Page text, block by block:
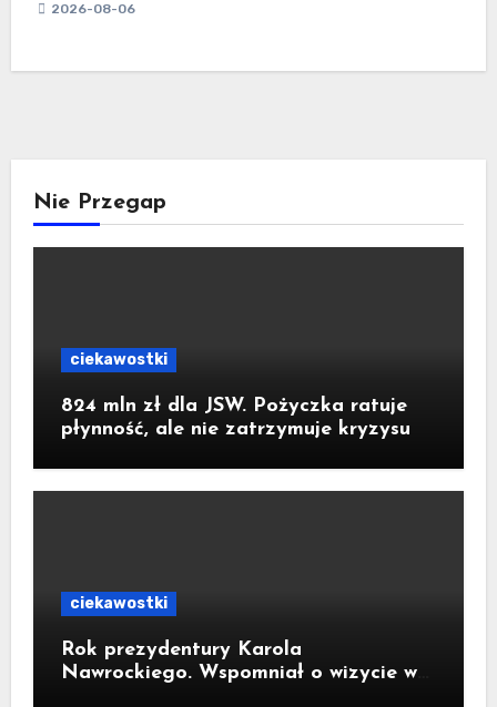
2026-08-06
Nie Przegap
ciekawostki
824 mln zł dla JSW. Pożyczka ratuje
płynność, ale nie zatrzymuje kryzysu
ciekawostki
Rok prezydentury Karola
Nawrockiego. Wspomniał o wizycie w